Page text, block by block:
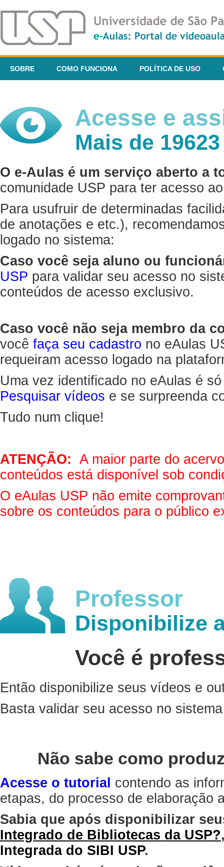
SOBRE COMO FUNCIONA POLÍTICA DE USO
Acesse e
Mais de
O e-Aulas é um serviço aberto a
comunidade USP para ter acesso
Para usufruir de determinadas
de anotações e etc.),
logado no sistema:
Caso você seja aluno ou
USP para validar seu acesso no
conteúdos de acesso exclusivo.
Caso você não seja membro da
você faça seu cadastro no eAulas
requeiram acesso logado na
Uma vez identificado no eAulas é
Pesquisar vídeos e se surpreenda
Tudo num clique!
ATENÇÃO: A maior parte do
conteúdos está disponível sob
O eAulas USP não emite
sobre os conteúdos para o público
Professor
Disponibilize
Você é
Então disponibilize seus vídeos e
Basta validar seu acesso no
Não sabe como
Acesse o tutorial contendo as
etapas, do processo de elaboração
Sabia que após disponibilizar
Integrado de Bibliotecas da USP?
Integrada do SIBI USP.